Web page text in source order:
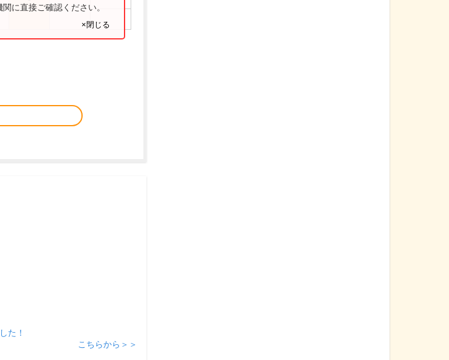
に直接ご確認ください。
×閉じる
た！
こちらから＞＞